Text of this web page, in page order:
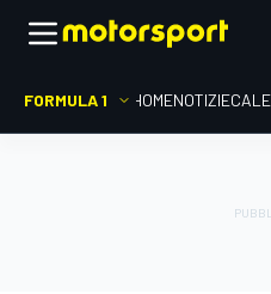
FORMULA 1 HOMENOTIZIE